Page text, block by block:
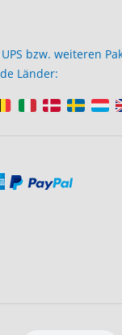
bzw. weiteren
Länder: